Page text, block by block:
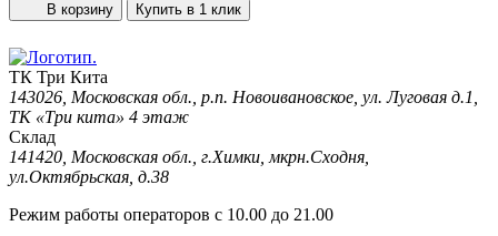
В корзину Купить в 1 клик
ТК Три Кита
143026, Московская обл., р.п. Новоивановское, ул. Луговая д.1,
ТК «Три кита» 4 этаж
Склад
141420, Московская обл., г.Химки, мкрн.Сходня,
ул.Октябрьская, д.38
Режим работы операторов с 10.00 до 21.00